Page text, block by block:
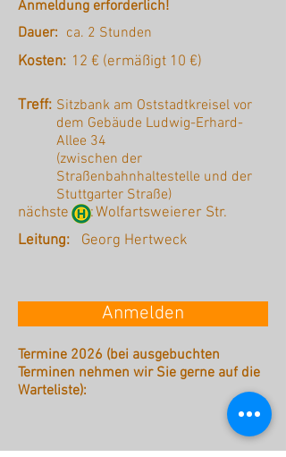
Anmeldung erforderlich!
ca. 2 Stunden
Dauer:
Kosten: 12 € (ermäßigt 10 €)
Treff: Sitzbank am Oststadtkreisel vor
dem Gebäude Ludwig-Erhard-
Allee 34
(zwischen der
Straßenbahnhaltestelle und der
Stuttgarter Straße)
nächste :Wolfartsweierer Str.
Leitung:
Georg Hertweck
Anmelden
Termine 2026 (bei ausgebuchten
Terminen nehmen wir Sie gerne auf die
Warteliste):